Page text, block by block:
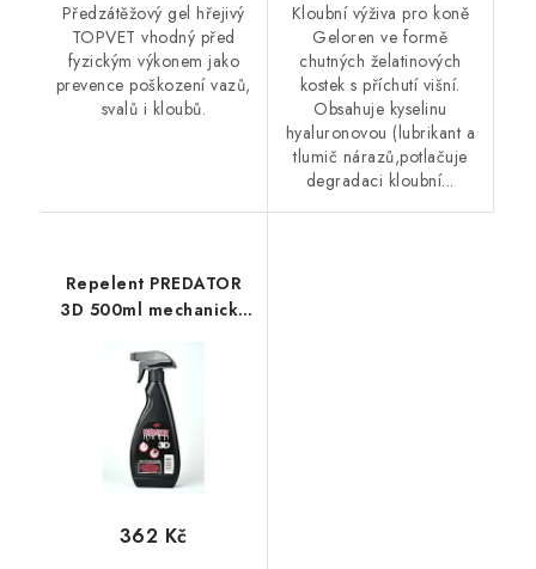
Předzátěžový gel hřejivý
TOPVET vhodný před
fyzickým výkonem jako
prevence poškození vazů,
svalů i kloubů.
Kloubní výživa pro koně
Geloren ve formě
chutných želatinových
kostek s příchutí višní.
Obsahuje kyselinu
hyaluronovou (lubrikant a
tlumič nárazů,potlačuje
degradaci kloubní...
Repelent PREDATOR
3D 500ml mechanický
362 Kč